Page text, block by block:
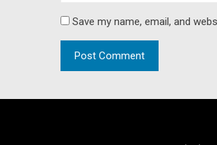
Save my name, email, and